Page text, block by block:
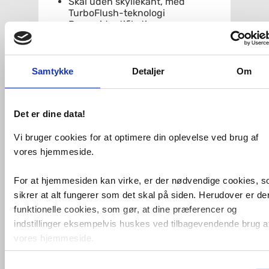
Samtykke Detaljer Om
Det er dine data!
Vi bruger cookies for at optimere din oplevelse ved brug af
vores hjemmeside.
For at hjemmesiden kan virke, er der nødvendige cookies,
sikrer at alt fungerer som det skal på siden. Herudover er
funktionelle cookies, som gør, at dine præferencer og
indstillinger eksempelvis huskes ved tilbagevendende brug
vores hjemmeside.
Foruden nødvendige og funktionelle cookies er der
TurboFlush-teknologi
Brugeridentifikation
Tørrer kan aktiveres
Justerbar fønluft i styrke og
Toiletsæde med SoftClose og Soft
Med lydisolering
fjernbetjening
Mulighed for programmering af 4
app
Ekstern vandtilslutning
Nettilslutning med treleders
fleksibel kappeledning, på siden til
højre skjult bag WC-skålen
Ekstern nettilslutning med
stikdåse til højre er mulig